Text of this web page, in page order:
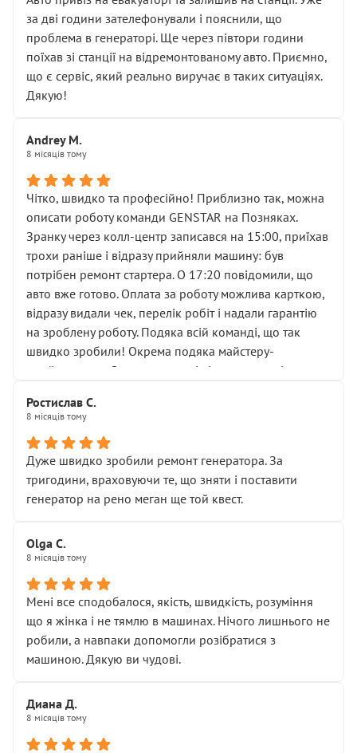
чіткого пояснення
( ну все зняли та доробили) дякую!
Окремий момент, який виглядає абсурдно:
мені заявили, що бачок гальмівної рідини потрібно
міняти разом із головним гальмівним циліндром у
Для людини, яка хоча б трохи розуміється на техніці,
це звучить як мінімум непрофесійно, а як максимум —
спроба продати дорогий вузол замість елементарних
ущільнювачів.
Що прикро — це не перший мій візит. Раніше міняв у
вас стартер, і тоді сервіс наче справив хороше
враження. Але згодом знайшов декілька гайок під
лобовим склом. Мені пояснили, що це “старі гайки, які
відкручували”, і попросили не хвилюватися. ( надіюсь
новий власник, не застяг в полі))
Але після нинішнього візиту такі дрібниці вже не
здаються дрібницями.
Я — клієнт, який працює на довірі, і саме її цей сервіс
Хотілося б більше:
• належної уваги до авто
• прозорості в роботах і рахунках
• реальної діагностики, а не формального
“подивились і поїхав”
На жаль, складається враження, що сервіс працює не
Стосовно комунікації - все добре
за дві години зателефонували і пояснили, що
проблема в генераторі. Ще через півтори години
поїхав зі станції на відремонтованому авто. Приємно,
що є сервіс, який реально виручає в таких ситуаціях.
Дякую!
Andrey M.
8 місяців тому
Чітко, швидко та професійно! Приблизно так, можна
описати роботу команди GENSTAR на Позняках.
Зранку через колл-центр записався на 15:00, приїхав
трохи раніше і відразу прийняли машину: був
потрібен ремонт стартера. О 17:20 повідомили, що
авто вже готово. Оплата за роботу можлива карткою,
відразу видали чек, перелік робіт і надали гарантію
на зроблену роботу. Подяка всій команді, що так
швидко зробили! Окрема подяка майстеру-
приймальнику Олександру: всі чітко та по суті.
звертатися до цього автосервісу.
Ростислав С.
8 місяців тому
Дуже швидко зробили ремонт генератора. За
тригодини, враховуючи те, що зняти і поставити
генератор на рено меган ще той квест.
Olga С.
8 місяців тому
Мені все сподобалося, якість, швидкість, розуміння
що я жінка і не тямлю в машинах. Нічого лишнього не
робили, а навпаки допомогли розібратися з
машиною. Дякую ви чудові.
Диана Д.
8 місяців тому